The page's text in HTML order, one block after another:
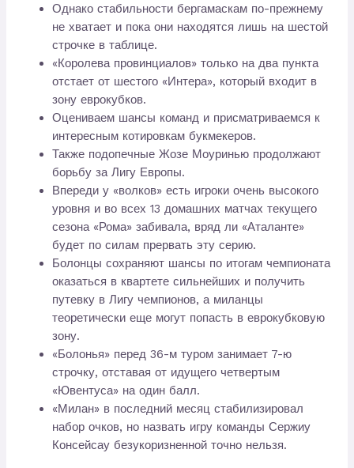
Однако стабильности бергамаскам по-прежнему
не хватает и пока они находятся лишь на шестой
строчке в таблице.
«Королева провинциалов» только на два пункта
отстает от шестого «Интера», который входит в
зону еврокубков.
Оцениваем шансы команд и присматриваемся к
интересным котировкам букмекеров.
Также подопечные Жозе Моуринью продолжают
борьбу за Лигу Европы.
Впереди у «волков» есть игроки очень высокого
уровня и во всех 13 домашних матчах текущего
сезона «Рома» забивала, вряд ли «Аталанте»
будет по силам прервать эту серию.
Болонцы сохраняют шансы по итогам чемпионата
оказаться в квартете сильнейших и получить
путевку в Лигу чемпионов, а миланцы
теоретически еще могут попасть в еврокубковую
зону.
«Болонья» перед 36-м туром занимает 7-ю
строчку, отставая от идущего четвертым
«Ювентуса» на один балл.
«Милан» в последний месяц стабилизировал
набор очков, но назвать игру команды Сержиу
Консейсау безукоризненной точно нельзя.